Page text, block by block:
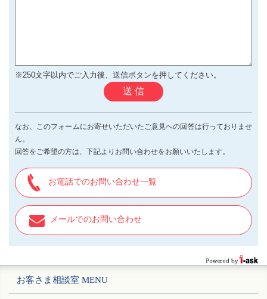
※250文字以内でご入力後、送信ボタンを押してください。
送 信
なお、このフォームにお寄せいただいたご意見への回答は行っておりませ
ん。
回答をご希望の方は、下記よりお問い合わせをお願いいたします。
お電話でのお問い合わせ一覧
メールでのお問い合わせ
お客さま相談室 MENU